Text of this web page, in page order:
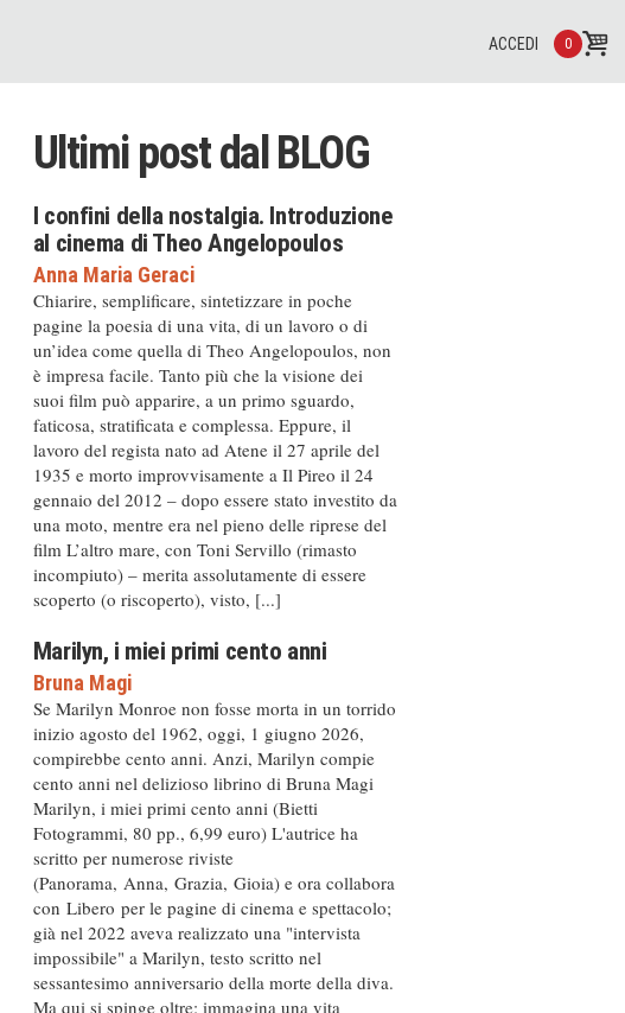
0
ACCEDI
Ultimi post dal BLOG
I confini della nostalgia. Introduzione
al cinema di Theo Angelopoulos
Anna Maria Geraci
Chiarire, semplificare, sintetizzare in poche
pagine la poesia di una vita, di un lavoro o di
un’idea come quella di Theo Angelopoulos, non
è impresa facile. Tanto più che la visione dei
suoi film può apparire, a un primo sguardo,
faticosa, stratificata e complessa. Eppure, il
lavoro del regista nato ad Atene il 27 aprile del
1935 e morto improvvisamente a Il Pireo il 24
gennaio del 2012 – dopo essere stato investito da
una moto, mentre era nel pieno delle riprese del
film L’altro mare, con Toni Servillo (rimasto
incompiuto) – merita assolutamente di essere
scoperto (o riscoperto), visto, [...]
Marilyn, i miei primi cento anni
Bruna Magi
Se Marilyn Monroe non fosse morta in un torrido
inizio agosto del 1962, oggi, 1 giugno 2026,
compirebbe cento anni. Anzi, Marilyn compie
cento anni nel delizioso librino di Bruna Magi
Marilyn, i miei primi cento anni (Bietti
Fotogrammi, 80 pp., 6,99 euro) L'autrice ha
scritto per numerose riviste
(Panorama, Anna, Grazia, Gioia) e ora collabora
con Libero per le pagine di cinema e spettacolo;
già nel 2022 aveva realizzato una "intervista
impossibile" a Marilyn, testo scritto nel
sessantesimo anniversario della morte della diva.
Ma qui si spinge oltre: immagina una vita